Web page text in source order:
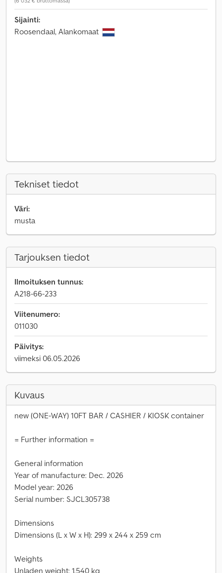
Sijainti:
Roosendaal, Alankomaat
Tekniset tiedot
Väri:
musta
Tarjouksen tiedot
Ilmoituksen tunnus:
A218-66-233
Viitenumero:
011030
Päivitys:
viimeksi 06.05.2026
Kuvaus
new (ONE-WAY) 10FT BAR / CASHIER / KIOSK container
= Further information =
General information
Year of manufacture: Dec. 2026
Model year: 2026
Serial number: SJCL305738
Dimensions
Dimensions (L x W x H): 299 x 244 x 259 cm
Weights
Unladen weight: 1,540 kg